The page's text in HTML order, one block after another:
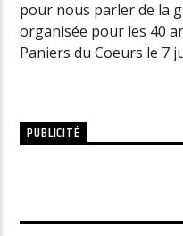
pour nous parler de la
organisée pour les 40
Paniers du Coeurs le 7
PUBLICITÉ